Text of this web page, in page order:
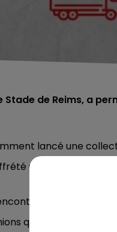
Stade de Reims, a
lancé une
un seul camion,
un succès
qui partiront en